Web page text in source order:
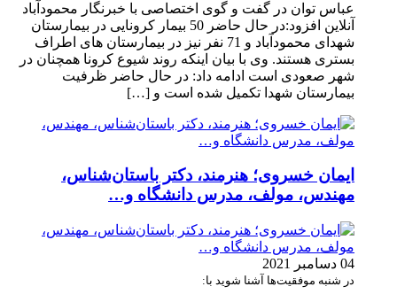
عباس توان در گفت و گوی اختصاصی با خبرنگار محمودآباد
آنلاین افزود:در حال حاضر 50 بیمار کرونایی در بیمارستان
شهدای محمودآباد و 71 نفر نیز در بیمارستان های اطراف
بستری هستند. وی با بیان اینکه روند شیوع کرونا همچنان در
شهر صعودی است ادامه داد: در حال حاضر ظرفیت
بیمارستان شهدا تکمیل شده است و […]
ایمان خسروی؛ هنرمند، دکتر باستان‌شناس،
مهندس، مولف، مدرس دانشگاه و…
04 دسامبر 2021
در شنبه موفقیت‌ها آشنا شوید با: